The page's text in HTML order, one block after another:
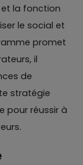
et la fonction
le social et
promet
il
de
stratégie
pour réussir à